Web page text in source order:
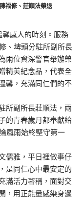
福修、莊順法榮退
感人的時刻。服務
、埤頭分駐所副所長
兩位資深警官舉辦榮
精美紀念品，代表全
馨，充滿同仁們的不
所副所長莊順法，兩
的青春歲月都奉獻給
風雨始終堅守第一
儒雅，平日裡做事仔
是同仁心中最安定的
滿活力著稱，面對交
，用正能量感染身邊